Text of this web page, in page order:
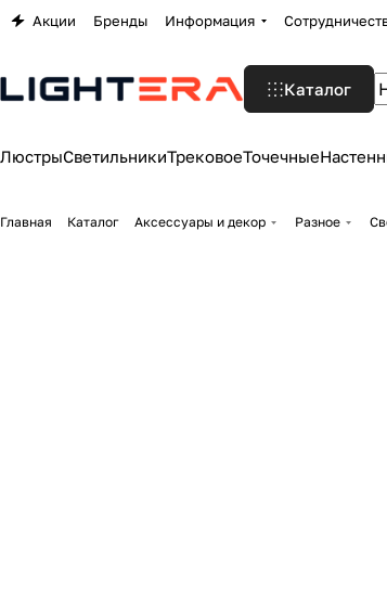
Акции Бренды Информация
Каталог
ЛюстрыСветильникиТрековоеТочечные
Главная Каталог Аксессуары и декор Разное